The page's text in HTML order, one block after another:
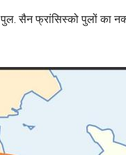
सैन फ्रांसिस्को पुलों का